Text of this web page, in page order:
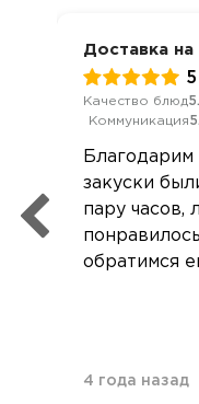
Доставка на
5
Качество блюд
Коммуникация
Благодарим
закуски
пару часов,
обратимся
4 года назад